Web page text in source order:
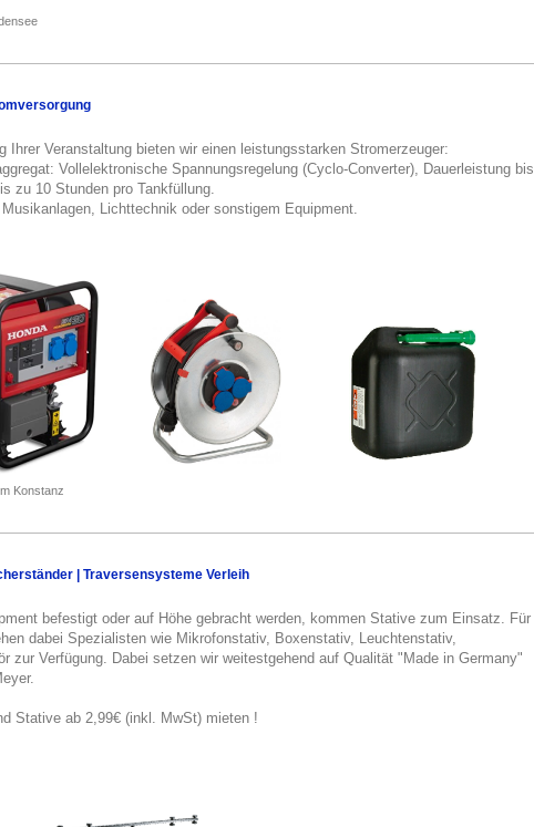
Ihrer Veranstaltung bieten wir einen leistungsstarken Stromerzeuger:
Vollelektronische Spannungsregelung (Cyclo-Converter), Dauerleistung bis
zu 10 Stunden pro Tankfüllung.
Musikanlagen, Lichttechnik oder sonstigem Equipment.
Konstanz
| Traversensysteme Verleih
befestigt oder auf Höhe gebracht werden, kommen Stative zum Einsatz. Für
dabei Spezialisten wie Mikrofonstativ, Boxenstativ, Leuchtenstativ,
zur Verfügung. Dabei setzen wir weitestgehend auf Qualität "Made in Germany"
Stative ab 2,99€ (inkl. MwSt) mieten !